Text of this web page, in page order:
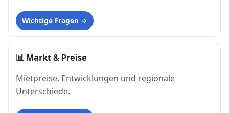
Wichtige Fragen
📊 Markt & Preise
Mietpreise, Entwicklungen und regionale
Unterschiede.